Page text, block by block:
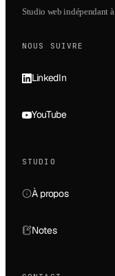
Studio web indépendant
NOUS SUIVRE
LinkedIn
YouTube
STUDIO
À propos
Notes